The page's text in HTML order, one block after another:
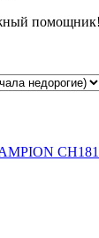
помощник!